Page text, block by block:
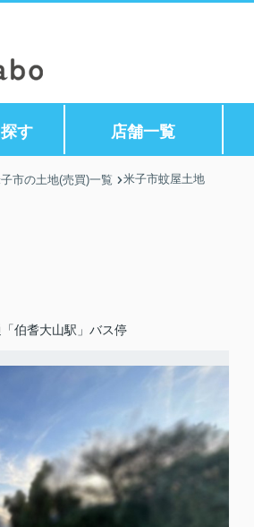
す 店舗一覧
市の土地(売買)一覧 米子市蚊屋土地
伯耆大山駅」バス停